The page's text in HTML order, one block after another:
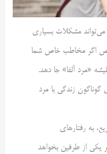
مشکلات بسیاری
اگر مخاطب خاص شما
«مرد آلفا» جا دهد.
زندگی با مرد
به رفتارهای
یکی از طرفین بخواهد